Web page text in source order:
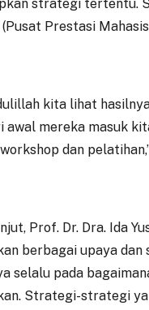
strategi tertentu.
Prestasi
kita lihat
awal mereka masuk
dan
Prof. Dr. Dra. Ida
berbagai upaya
selalu pada
Strategi-strategi